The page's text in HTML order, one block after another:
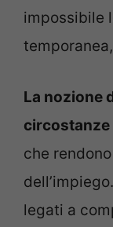
impossibile
La nozione
circostanze
che
legati a